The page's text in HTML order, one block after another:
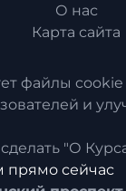
О нас
Карта сайта
файлы
и
"О
прямо сейчас